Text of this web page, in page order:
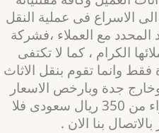
الاسراع فى عملية النقل
مع العملاء ،فشركة
الكرام ، كما لا تكتفى
وانما تقوم بنقل الاثاث
وخارج جدة وبارخص الاسعار
التى تبداء بداخل شركة البراء من 350 ريال سعودى فلا
بنا الان .